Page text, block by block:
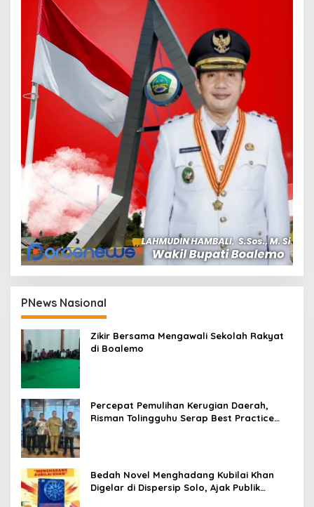
PNews Nasional
Zikir Bersama Mengawali Sekolah Rakyat
di Boalemo
Percepat Pemulihan Kerugian Daerah,
Risman Tolingguhu Serap Best Practice
Bedah Novel Menghadang Kubilai Khan
Digelar di Dispersip Solo, Ajak Publik